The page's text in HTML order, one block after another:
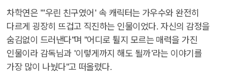
차학연은 "'우린 친구였어' 속 캐릭터는 가우수와 완전히
다르게 굉장히 뜨겁고 직진하는 인물이었다. 자신의 감정을
숨김없이 드러낸다"며 "어디로 튈지 모르는 매력을 가진
인물이라 감독님과 '이렇게까지 해도 될까'라는 이야기를
가장 많이 나눴다"고 떠올렸다.